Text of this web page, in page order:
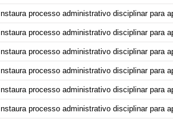
Instaura processo administrativo disciplinar para
Instaura processo administrativo disciplinar para
Instaura processo administrativo disciplinar para
Instaura processo administrativo disciplinar para
Instaura processo administrativo disciplinar para
Instaura processo administrativo disciplinar para